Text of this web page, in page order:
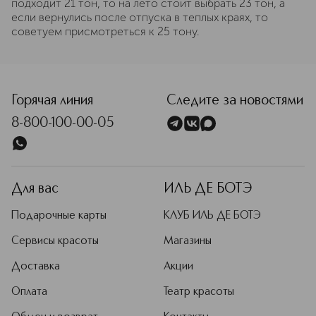
подходит 21 тон, то на лето стоит выбрать 23 тон, а
если вернулись после отпуска в теплых краях, то
советуем присмотреться к 25 тону.
Горячая линия
8-800-100-00-05
Следите за новостями
Для вас
Подарочные карты
Сервисы красоты
Доставка
Оплата
ИЛЬ ДЕ БОТЭ
КЛУБ ИЛЬ ДЕ БОТЭ
Магазины
Акции
Театр красоты